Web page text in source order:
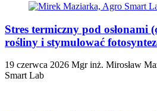
Stres termiczny pod osłonami
rośliny i stymulować
19 czerwca 2026 Mgr inż. Mirosław
Smart Lab